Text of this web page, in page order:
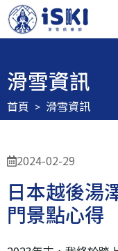
滑雪資訊
首頁 滑雪資訊
2024-02-29
日本越後湯
門景點心得